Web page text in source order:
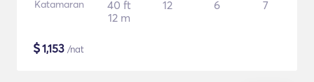
Katamaran
40 ft
12 m
12 6 7
$1,153 /nat